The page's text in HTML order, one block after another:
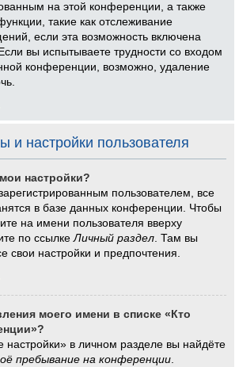
на этой конференции, а также
такие как отслеживание
если эта возможность включена
вы испытываете трудности со входом
конференции, возможно, удаление
и настройки пользователя
настройки?
пользователем, все
в базе данных конференции. Чтобы
на имени пользователя вверху
по ссылкеЛичный раздел . Там вы
свои настройки и предпочтения.
моего имени в списке «Кто
настройки» в личном разделе вы найдёте
пребывание на конференции.